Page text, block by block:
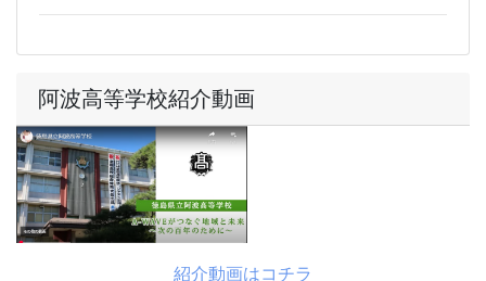
阿波高等学校紹介動画
紹介動画はコチラ